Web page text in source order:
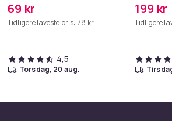
69 kr
Tidligere laveste pris: 78 kr
4,5
torsdag, 20 aug.
199 kr
Tidligere